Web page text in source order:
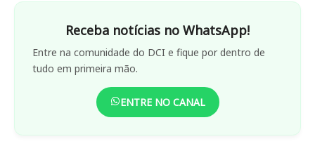
Receba notícias no WhatsApp!
Entre na comunidade do DCI e fique por dentro de
tudo em primeira mão.
ENTRE NO CANAL